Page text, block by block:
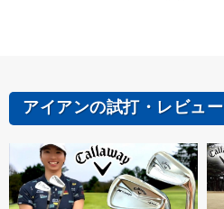
アイアンの試打・レビュー